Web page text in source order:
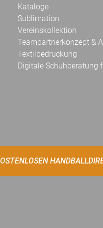
Kataloge
Sublimation
Vereinskollektion
Teampartnerkonzept &
Textilbedruckung
Digitale Schuhberatung